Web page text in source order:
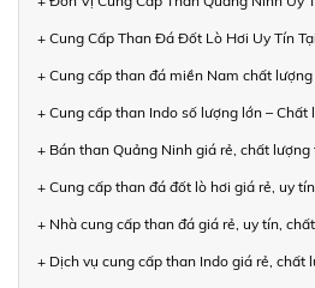
+ Cung Cấp Than Đá Đốt Lò Hơi Uy Tín
+ Cung cấp than đá miền Nam chất
+ Cung cấp than Indo số lượng lớn – Chất
+ Bán than Quảng Ninh giá rẻ, chất
+ Cung cấp than đá đốt lò hơi giá rẻ, uy
+ Nhà cung cấp than đá giá rẻ, uy tín,
+ Dịch vụ cung cấp than Indo giá rẻ, chất